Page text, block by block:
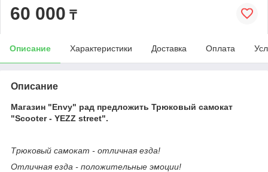
60 000 ₸
Описание Характеристики Доставка Оплата
Описание
Магазин "Envy" рад предложить Трюковый самокат
"Scooter - YEZZ street".
Трюковый самокат - отличная езда!
Отличная езда - положительные эмоции!